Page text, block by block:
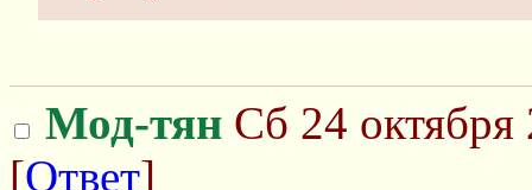
Мод-тян Сб 24
[Ответ]